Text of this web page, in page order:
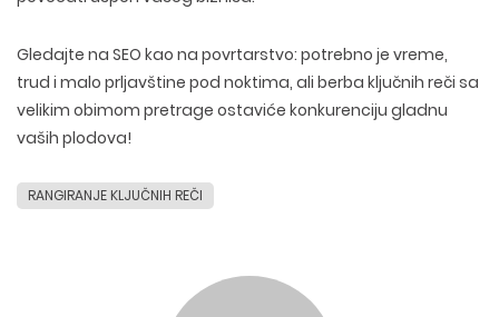
Gledajte na SEO kao na povrtarstvo: potrebno je vreme,
trud i malo prljavštine pod noktima, ali berba ključnih reči sa
velikim obimom pretrage ostaviće konkurenciju gladnu
vaših plodova!
RANGIRANJE KLJUČNIH REČI